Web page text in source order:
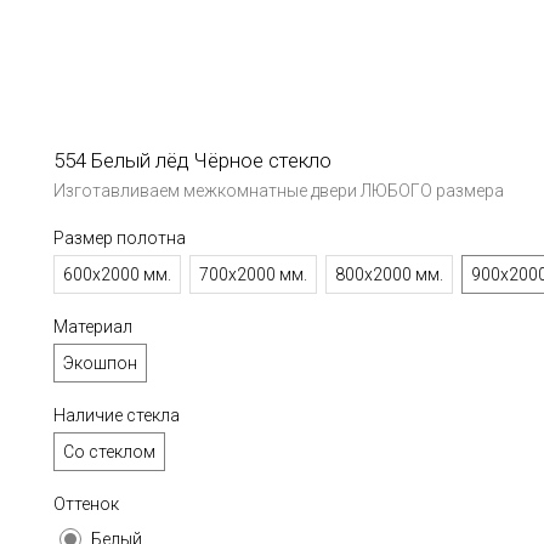
554 Белый лёд Чёрное стекло
Изготавливаем межкомнатные двери ЛЮБОГО размера
Размер полотна
600х2000 мм.
700х2000 мм. 800х2000 мм.
Материал
Экошпон
Наличие стекла
Со стеклом
Оттенок
Белый